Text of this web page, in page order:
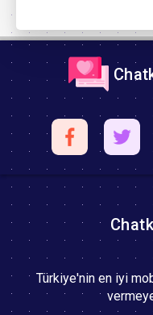
Türkiye'nin en iyi